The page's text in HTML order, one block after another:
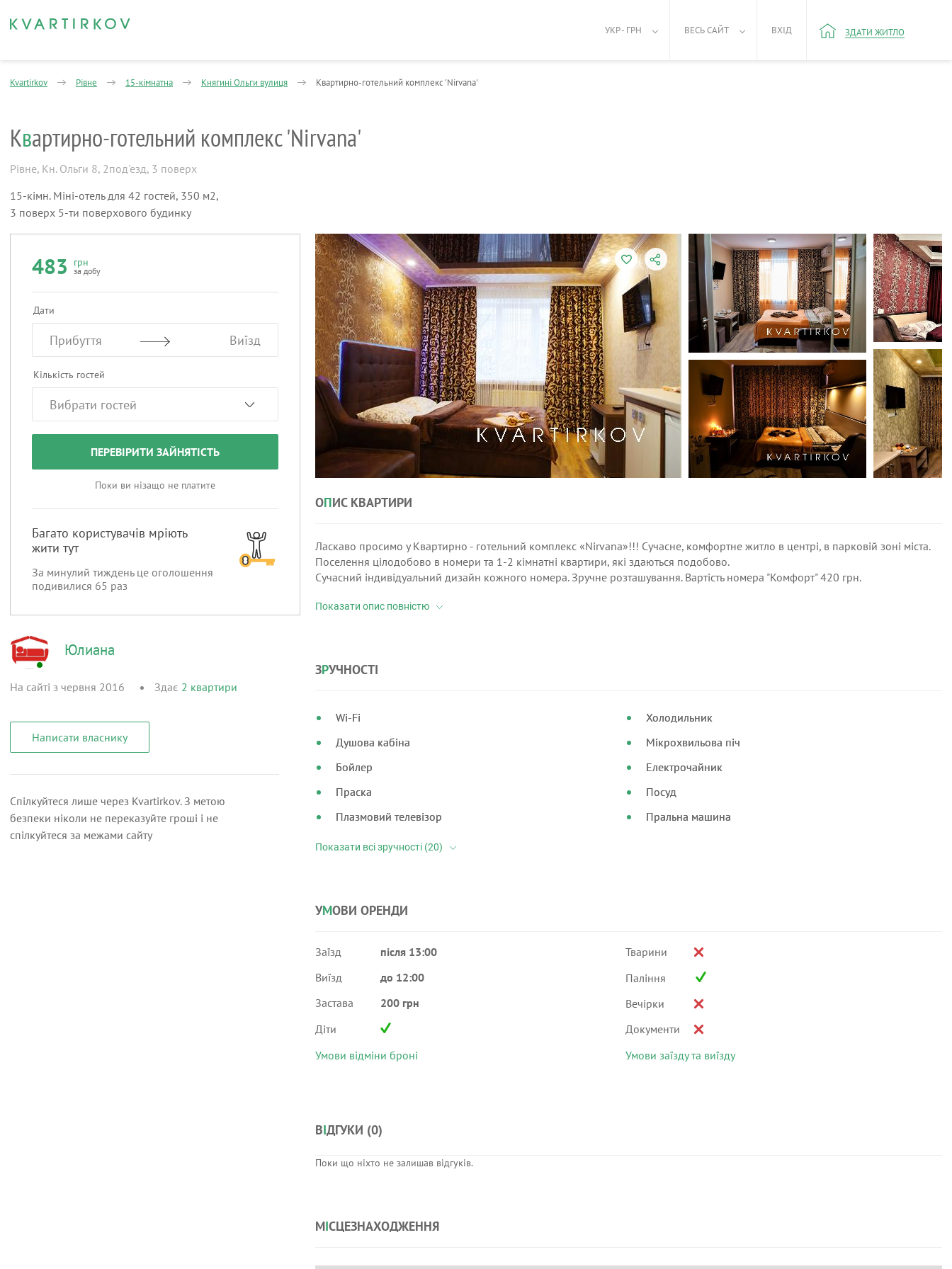
УКР - ГРН ВЕСЬ САЙТ ВХІД ЗДАТИ ЖИТЛО
Kvartirkov Рівне 15-кімнатна Княгині Ольги вулиця Квартирно-готельний комплекс 'Nirvanа'
Квартирно-готельний комплекс 'Nirvanа'
Рівне, Кн. Ольги 8, 2под'езд, 3 поверх
15-кімн. Міні-отель для 42 гостей, 350 м2,
3 поверх 5-ти поверхового будинку
483 грн
за добу
Дати
Прибуття Виїзд
Кількість гостей
ПЕРЕВІРИТИ ЗАЙНЯТІСТЬ
Поки ви нізащо не платите
Багато користувачів мріють
жити тут
За минулий тиждень це оголошення
подивилися 65 раз
Юлиана
На сайті з червня 2016 Здає 2 квартири
Написати власнику
Спілкуйтеся лише через Kvartirkov. З метою
безпеки ніколи не переказуйте гроші і не
спілкуйтеся за межами сайту
ОПИС КВАРТИРИ
Ласкаво просимо у Квартирно - готельний комплекс «Nirvana»!!! Сучасне, комфортне житло в центрі, в парковій зоні міста.
Поселення цілодобово в номери та 1-2 кімнатні квартири, які здаються подобово.
Сучасний індивідуальний дизайн кожного номера. Зручне розташування. Вартість номера "Комфорт" 420 грн.
ЗРУЧНОСТІ
Wi-Fi
Душова кабіна
Бойлер
Праска
Плазмовий телевізор
Холодильник
Мікрохвильова піч
Електрочайник
Посуд
Пральна машина
УМОВИ ОРЕНДИ
Заїзд
після 13:00
Виїзд
до 12:00
Застава
200 грн
Діти
Умови відміни броні
Тварини
Паління
Вечірки
Документи
Умови заїзду та виїзду
ВІДГУКИ (0)
Поки що ніхто не залишав відгуків.
МІСЦЕЗНАХОДЖЕННЯ